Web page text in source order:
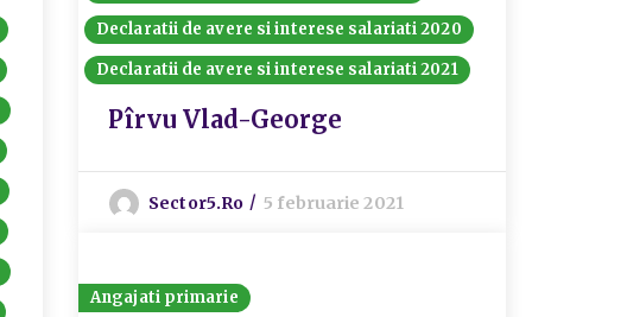
Declaratii de avere si interese salariati 2020
Declaratii de avere si interese salariati 2021
Pîrvu Vlad-George
Sector5.ro 5 februarie 2021
Angajati primarie